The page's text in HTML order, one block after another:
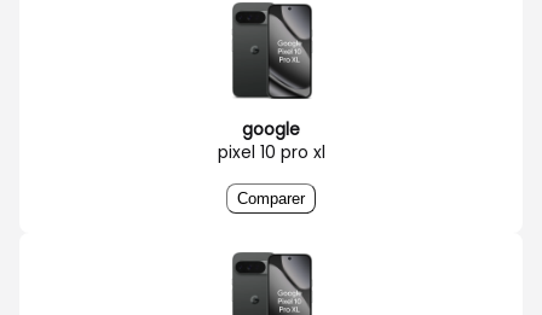
google
pixel 10 pro xl
Comparer